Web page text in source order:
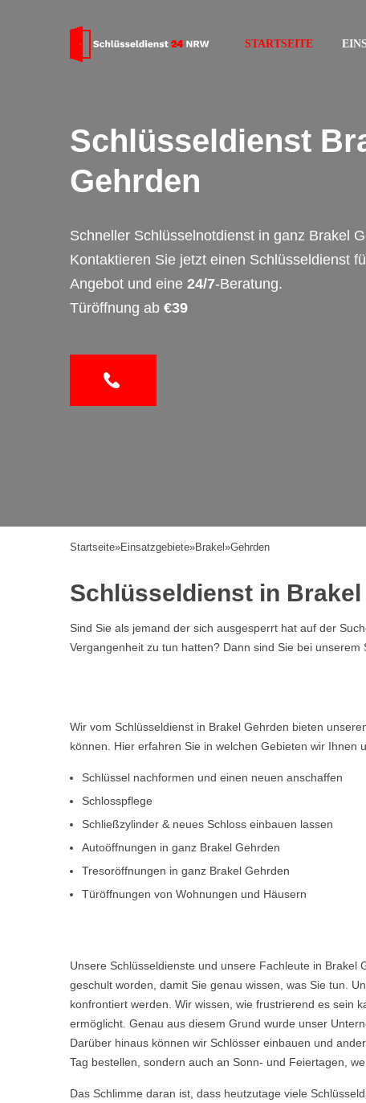
STARTSEITE
Schlüsseldienst
Gehrden
Schneller Schlüsselnotdienst in ganz Brakel
Kontaktieren Sie jetzt einen Schlüsseldienst
Angebot und eine 24/7-Beratung.
Türöffnung ab €39
Startseite»Einsatzgebiete»Brakel »Gehrden
Schlüsseldienst in Brakel
Sind Sie als jemand der sich ausgesperrt hat auf der
Vergangenheit zu tun hatten? Dann sind Sie bei
Wir vom Schlüsseldienst in Brakel Gehrden bieten
können. Hier erfahren Sie in welchen Gebieten wir Ihnen
Schlüssel nachformen und einen neuen anschaffen
Schlosspflege
Schließzylinder & neues Schloss einbauen lassen
Autoöffnungen in ganz Brakel Gehrden
Tresoröffnungen in ganz Brakel Gehrden
Türöffnungen von Wohnungen und Häusern
Unsere Schlüsseldienste und unsere Fachleute in
geschult worden, damit Sie genau wissen, was Sie tun.
konfrontiert werden. Wir wissen, wie frustrierend es sein
ermöglicht. Genau aus diesem Grund wurde unser
Darüber hinaus können wir Schlösser einbauen und
Tag bestellen, sondern auch an Sonn- und Feiertagen,
Das Schlimme daran ist, dass heutzutage viele